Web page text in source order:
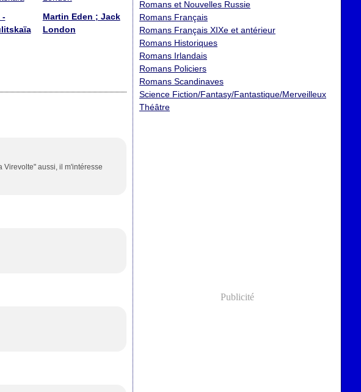
-
Martin Eden ; Jack
London
Virevolte" aussi, il m'intéresse
Romans et Nouvelles Russie
Romans Français
Romans Français XIXe et antérieur
Romans Historiques
Romans Irlandais
Romans Policiers
Romans Scandinaves
Science Fiction/Fantasy/Fantastique/Merveilleux
Théâtre
Publicité